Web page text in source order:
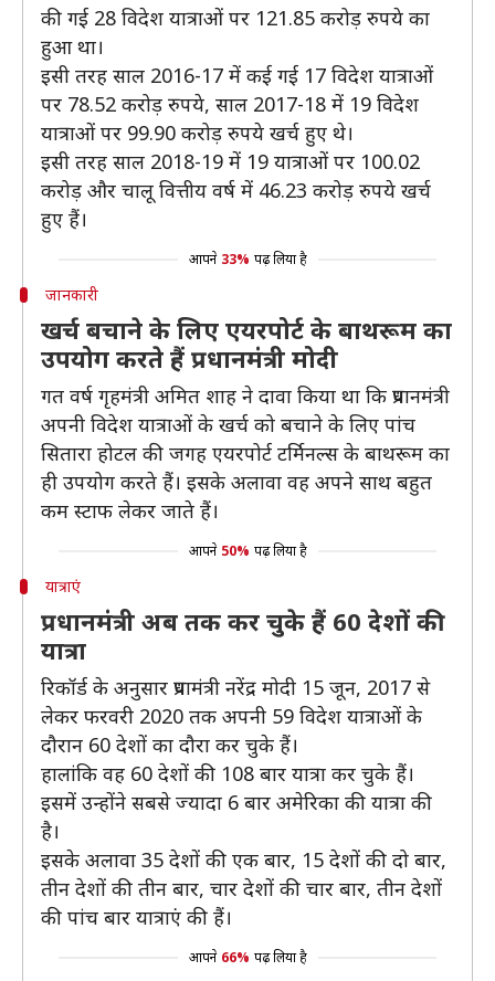
की गई 28 विदेश यात्राओं पर 121.85 करोड़ रुपये का
हुआ था।
इसी तरह साल 2016-17 में कई गई 17 विदेश यात्राओं
पर 78.52 करोड़ रुपये, साल 2017-18 में 19 विदेश
यात्राओं पर 99.90 करोड़ रुपये खर्च हुए थे।
इसी तरह साल 2018-19 में 19 यात्राओं पर 100.02
करोड़ और चालू वित्तीय वर्ष में 46.23 करोड़ रुपये खर्च
हुए हैं।
आपने 33% पढ़ लिया है
जानकारी
खर्च बचाने के लिए एयरपोर्ट के बाथरूम का
उपयोग करते हैं प्रधानमंत्री मोदी
गत वर्ष गृहमंत्री अमित शाह ने दावा किया था कि प्रधानमंत्री
अपनी विदेश यात्राओं के खर्च को बचाने के लिए पांच
सितारा होटल की जगह एयरपोर्ट टर्मिनल्स के बाथरूम का
ही उपयोग करते हैं। इसके अलावा वह अपने साथ बहुत
कम स्टाफ लेकर जाते हैं।
आपने 50% पढ़ लिया है
यात्राएं
प्रधानमंत्री अब तक कर चुके हैं 60 देशों की
यात्रा
रिकॉर्ड के अनुसार प्रधामंत्री नरेंद्र मोदी 15 जून, 2017 से
लेकर फरवरी 2020 तक अपनी 59 विदेश यात्राओं के
दौरान 60 देशों का दौरा कर चुके हैं।
हालांकि वह 60 देशों की 108 बार यात्रा कर चुके हैं।
इसमें उन्होंने सबसे ज्यादा 6 बार अमेरिका की यात्रा की
है।
इसके अलावा 35 देशों की एक बार, 15 देशों की दो बार,
तीन देशों की तीन बार, चार देशों की चार बार, तीन देशों
की पांच बार यात्राएं की हैं।
आपने 66% पढ़ लिया है